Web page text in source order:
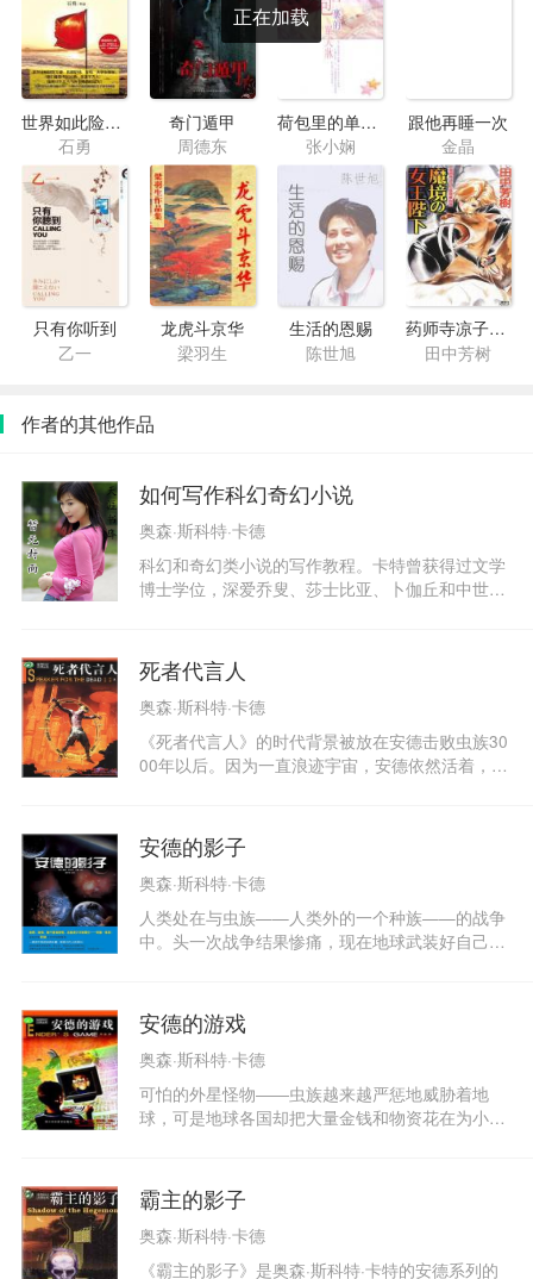
世界如此险恶，你要内心强大2
石勇
奇门遁甲
周德东
荷包里的单人床
张小娴
跟他再睡一次
金晶
只有你听到
乙一
龙虎斗京华
梁羽生
生活的恩赐
陈世旭
药师寺凉子怪奇事件簿9·魔境的女王陛下
田中芳树
作者的其他作品
如何写作科幻奇幻小说
奥森·斯科特·卡德
科幻和奇幻类小说的写作教程。卡特曾获得过文学
博士学位，深爱乔叟、莎士比亚、卜伽丘和中世纪
写作课程。可以说，奥森·司考特·卡特从每一个角
度研究过小说创作。卡特出生于华盛顿的Richlan
d，在加利福尼亚、亚利桑那和犹他州长大。他在
巴西住过两年，为一个摩门教的教堂做免费的传道
士。他在Brigham青年大学和犹他州大学获得过学
位。
死者代言人
奥森·斯科特·卡德
《死者代言人》的时代背景被放在安德击败虫族30
00年以后。因为一直浪迹宇宙，安德依然活着，只
名，流浪于各个类殖民星球，为死去的人代言。此
时，人类正在对卢西塔尼亚星上生活着的外星智慧
生物——猪仔（坡奇尼奥）——进行研究，但正当
研究取得进展的时候，猪仔却谋杀了人类的生物学
家……卡德是一位富于同情心的作家。在这本书
中，他对那些心怀善意却身遭不幸的人表达了深深
安德的影子
奥森·斯科特·卡德
人类处在与虫族——人类外的一个种族——的战争
中。头一次战争结果惨痛，现在地球武装好自己，
利的军事天才。星际间遥远的距离是否能够给地球
的保卫者带来希望呢？他们有时间从孩童时期开始
训练这些未来的指挥官，在远地轨道上一个叫做战
斗学校的设备里，在不可抗拒的压力下训练他们。
安德鲁（安德）维京并不是战斗学校中唯一的孩
子；他只是最好中的最好……
安德的游戏
奥森·斯科特·卡德
可怕的外星怪物――虫族越来越严惩地威胁着地
球，可是地球各国却把大量金钱和物资花在为小孩
大，不断有人被淘汰，教官有意孤立成绩突出的
人，优秀的学员不择手段、拼命竞争……这一切的
最终目的就是挑选出一个心理状态最稳定、神经最
强悍的孩子。地球当局将赌注押在了这个最终的游
霸主的影子
奥森·斯科特·卡德
《霸主的影子》是奥森·斯科特·卡特的安德系列的
正在加载